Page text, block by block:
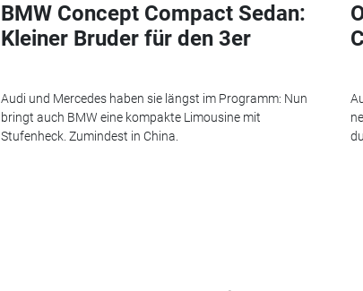
BMW Concept Compact Sedan:
Kleiner Bruder für den 3er
Audi und Mercedes haben sie längst im Programm: Nun
bringt auch BMW eine kompakte Limousine mit
Stufenheck. Zumindest in China.